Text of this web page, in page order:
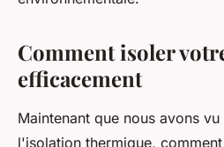
Comment isoler
efficacement
Maintenant que nous avons
l'isolation thermique,